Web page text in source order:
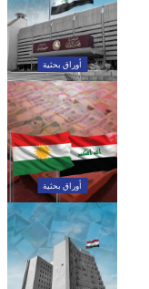
أوراق بحثية
أوراق بحثية